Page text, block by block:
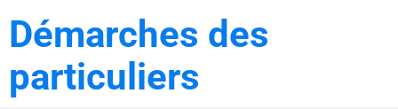
Démarches des
particuliers